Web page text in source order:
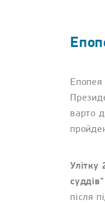
Епопея
варто
Улітку
суддів"
після